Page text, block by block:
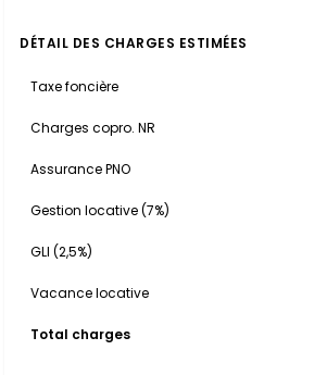
DÉTAIL DES CHARGES ESTIMÉES
Taxe foncière
Charges copro. NR
Assurance PNO
Gestion locative (7%)
GLI (2,5%)
Vacance locative
Total charges